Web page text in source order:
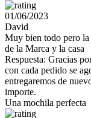
01/06/2023
David
Muy bien todo pero la
de la Marca y la casa
Respuesta: Gracias
con cada pedido se
entregaremos de
importe.
Una mochila perfecta